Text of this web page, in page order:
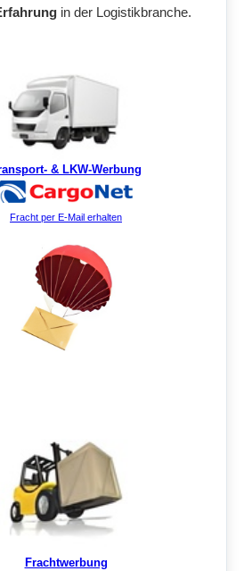
in der Logistikbranche.
& LKW-Werbung
Fracht per E-Mail erhalten
Frachtwerbung